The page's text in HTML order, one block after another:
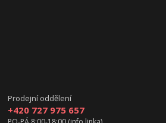
Prodejní oddělení
+420 727 975 657